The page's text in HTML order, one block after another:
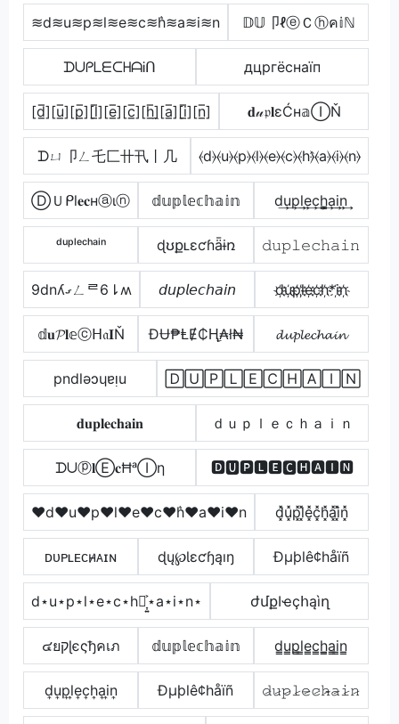
≋d≋u≋p≋l≋e≋c≋h͛≋a≋i≋n 𝔻𝕌卩ℓⓔＣⓗค𝕚ℕ
ᗪᑌᑭᒪᗴᑕᕼᗩᎥᑎ дцpгёcнаїп
[d̲̅][u̲̅][p̲̅][l̲̅][e̲̅][c̲̅][h̲̅]̼[a̲̅][i̲̅][n̲̅] 𝐝𝓊𝔭𝐥εĆн𝕒ⒾŇ
ᗪㄩ卩ㄥ乇匚卄卂丨几 ⦑d⦒⦑u⦒⦑p⦒⦑l⦒⦑e⦒⦑c⦒⦑h⦒̂⦑a⦒⦑i⦒⦑n⦒
ⒹＵᑭl𝐞𝐜нⓐιⓝ 𝕕𝕦𝕡𝕝𝕖𝕔𝕙𝕒𝕚𝕟 d͢u͢p͢l͢e͢c͢h̳͢a͢i͢n͢
ᵈᵘᵖˡᵉᶜʰᵃⁱⁿ ɖʊքʟɛƈɦǟɨռ 𝚍𝚞𝚙𝚕𝚎𝚌𝚑𝚊𝚒𝚗
9dnʎގㄥᄅ6⇂ʍ 𝘥𝘶𝘱𝘭𝘦𝘤𝘩𝘢𝘪𝘯 d҉u҉p҉l҉e҉c҉h҉*i҉n҉
𝕕𝐮𝓟𝐥𝕖ⓒᕼ𝔞𝐈Ň ĐɄ₱ⱠɆ₵Ⱨ̼₳ł₦ 𝓭𝓾𝓹𝓵𝓮𝓬𝓱𝓪𝓲𝓷
pndlǝɔɥɐᴉu 🄳🅄🄿🄻🄴🄲🄷🄰🄸🄽
𝐝𝐮𝐩𝐥𝐞𝐜𝐡𝐚𝐢𝐧 ｄｕｐｌｅｃｈａｉｎ
ᗪᑌⓟ𝐥Ⓔ𝐜ĦᵃⒾη 🅳🆄🅿🅻🅴🅲🅷🅰🅸🅽
♥d♥u♥p♥l♥e♥c♥h͛♥a♥i♥n d͓̽u͓̽p͓̽l͓̽e͓̽c͓̽h͓̽a͓̽i͓̽n͓̽
ᴅᴜᴘʟᴇᴄʜ̷ᴀɪɴ ɖų℘Ɩɛƈɧąıŋ Ðµþlê¢håïñ
d⋆u⋆p⋆l⋆e⋆c⋆h⋆͎͍͐⋆a⋆i⋆n⋆ ժմքӀҽçհąìղ
๔ยקɭєςђคเภ 𝕕𝕦𝕡𝕝𝕖𝕔𝕙𝕒𝕚𝕟 d̳u̳p̳l̳e̳c̳h̳̲a̳i̳n̳
d͎u͎p͎l͎e͎c͎h͎a͎i͎n͎ Ðµþlê¢håïñ 𝚍̷𝚞̷𝚙̷𝚕̷𝚎̷𝚌̷𝚑̷̴𝚊̷𝚒̷𝚗̷